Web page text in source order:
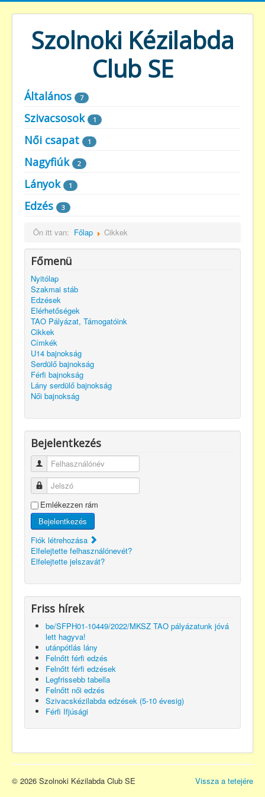
Szolnoki Kézilabda
Club SE
Általános 7
Szivacsosok 1
Női csapat 1
Nagyfiúk 2
Lányok 1
Edzés 3
Ön itt van: Főlap Cikkek
Főmenü
Nyitólap
Szakmai stáb
Edzések
Elérhetőségek
TAO Pályázat, Támogatóink
Cikkek
Címkék
U14 bajnokság
Serdülő bajnokság
Férfi bajnokság
Lány serdülő bajnokság
Női bajnokság
Bejelentkezés
Felhasználónév
Jelszó
Emlékezzen rám
Bejelentkezés
Fiók létrehozása
Elfelejtette felhasználónevét?
Elfelejtette jelszavát?
Friss hírek
be/SFPH01-10449/2022/MKSZ TAO pályázatunk jóvá
lett hagyva!
utánpótlás lány
Felnőtt férfi edzés
Felnőtt férfi edzések
Legfrissebb tabella
Felnőtt női edzés
Szivacskézilabda edzések (5-10 évesig)
Férfi Ifjúsági
Vissza a tetejére
© 2026 Szolnoki Kézilabda Club SE